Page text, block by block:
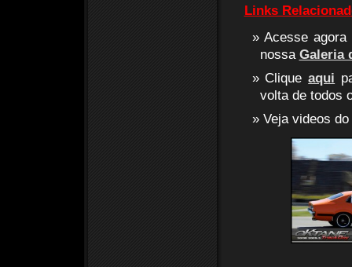
Links
Acesse
nossa Galeria
Cliqueaqui
volta de todos
Veja videos